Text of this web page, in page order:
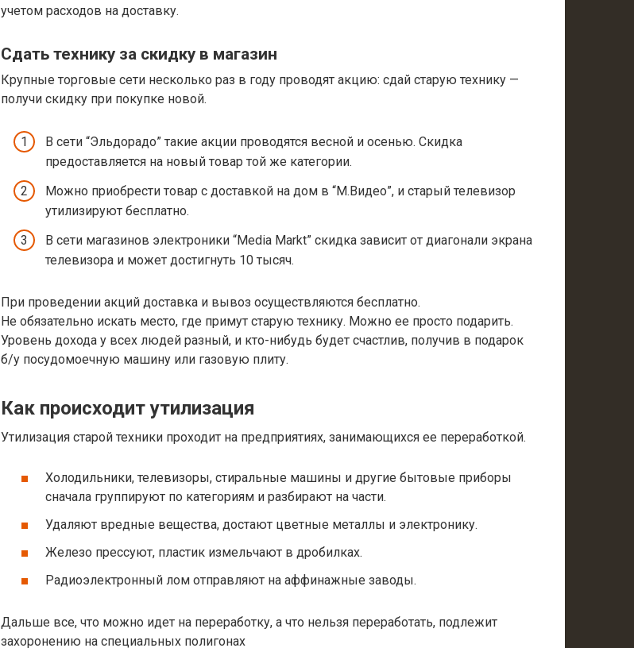
учетом расходов на доставку.
Сдать технику за скидку в магазин
Крупные торговые сети несколько раз в году проводят акцию: сдай старую технику —
получи скидку при покупке новой.
В сети “Эльдорадо” такие акции проводятся весной и осенью. Скидка
предоставляется на новый товар той же категории.
Можно приобрести товар с доставкой на дом в “М.Видео”, и старый телевизор
утилизируют бесплатно.
В сети магазинов электроники “Media Markt” скидка зависит от диагонали экрана
телевизора и может достигнуть 10 тысяч.
При проведении акций доставка и вывоз осуществляются бесплатно.
Не обязательно искать место, где примут старую технику. Можно ее просто подарить.
Уровень дохода у всех людей разный, и кто-нибудь будет счастлив, получив в подарок
б/у посудомоечную машину или газовую плиту.
Как происходит утилизация
Утилизация старой техники проходит на предприятиях, занимающихся ее переработкой.
Холодильники, телевизоры, стиральные машины и другие бытовые приборы
сначала группируют по категориям и разбирают на части.
Удаляют вредные вещества, достают цветные металлы и электронику.
Железо прессуют, пластик измельчают в дробилках.
Радиоэлектронный лом отправляют на аффинажные заводы.
Дальше все, что можно идет на переработку, а что нельзя переработать, подлежит
захоронению на специальных полигонах